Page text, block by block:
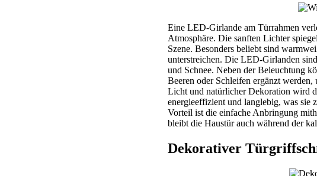
Eine LED-Girlande am Türrahmen
Atmosphäre. Die sanften Lichter
Szene. Besonders beliebt sind
unterstreichen. Die LED-Girlanden
und Schnee. Neben der Beleuchtung
Beeren oder Schleifen ergänzt
Licht und natürlicher Dekoration wird
energieeffizient und langlebig, was sie
Vorteil ist die einfache Anbringung
bleibt die Haustür auch während der
Dekorativer